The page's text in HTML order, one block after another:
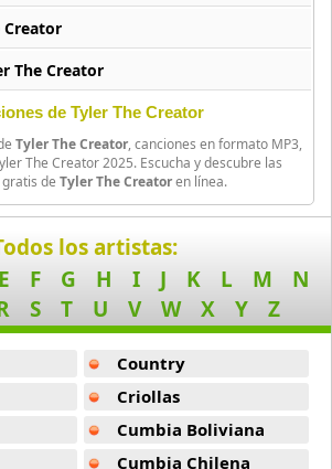
Creator
The Creator
Creator
Uzi Vert Y Pharrell Williams) -Tyler The
(Feat Yg) -
The Creator
Creator
Tyler The Creator
-
Tyler The Creator
Genesis) - Tyler The Creator
de Tyler The Creator
Tyler The Creator, canciones en formato MP3,
The Creator 2025. Escucha y descubre las
de Tyler The Creatoren línea.
los artistas:
E F G H I J K L M
N
S T U V W X Y Z
Country
Criollas
Cumbia Boliviana
Cumbia Chilena